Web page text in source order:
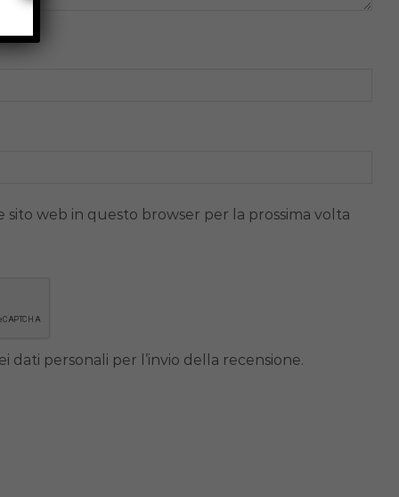
sito web in questo browser per la prossima volta
personali per l’invio della recensione.